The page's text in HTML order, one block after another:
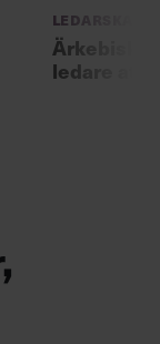
Ledarskap
ledare att